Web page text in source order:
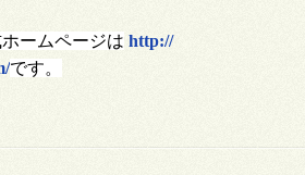
ームページは http://
です。